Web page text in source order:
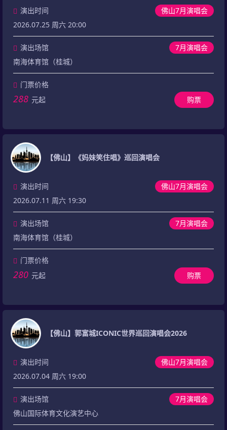
佛山7月演唱会
演出时间
2026.07.25 周六 20:00
7月演唱会
演出场馆
南海体育馆（桂城）
门票价格
288 元起 购票
【佛山】《妈妹笑住唱》巡回演唱会
佛山7月演唱会
演出时间
2026.07.11 周六 19:30
7月演唱会
演出场馆
南海体育馆（桂城）
门票价格
280 元起 购票
【佛山】郭富城ICONIC世界巡回演唱会2026
佛山7月演唱会
演出时间
2026.07.04 周六 19:00
7月演唱会
演出场馆
佛山国际体育文化演艺中心